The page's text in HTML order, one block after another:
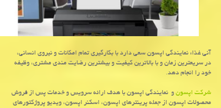
آنی غذا: نمایندگی اپسون سعی دارد با بكارگیری تمام امكانات و نیروی انسانی،
در سریعترین زمان و با بالاترین كیفیت و بیشترین رضایت مندی مشتری، وظیفه
خود را انجام دهد.
شرکت اپسونو نمایندگی اپسون با هدف ارائه سرویس و خدمات پس از فروش
محصولات اپسون از جمله پرینترهای اپسون، اسکنر اپسون، ویدیو پروژکتورهای